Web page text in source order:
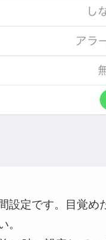
設定です。目覚め
。